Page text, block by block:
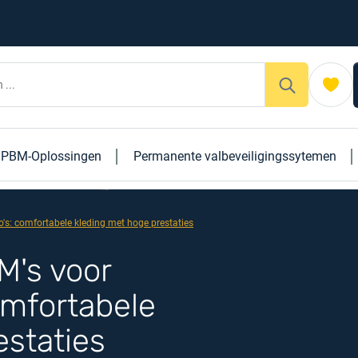
PBM-Oplossingen Permanente valbeveiligingssytemen
comfortabele kleding met hoge prestaties
voor